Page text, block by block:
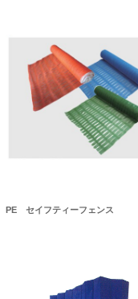
PE セイフティーフェンス